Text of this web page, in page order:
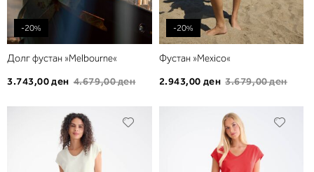
-20%
Долг фустан »Melbourne«
3.743,00 ден 4.679,00 ден
-20%
Фустан »Mexico«
2.943,00 ден 3.679,00 ден